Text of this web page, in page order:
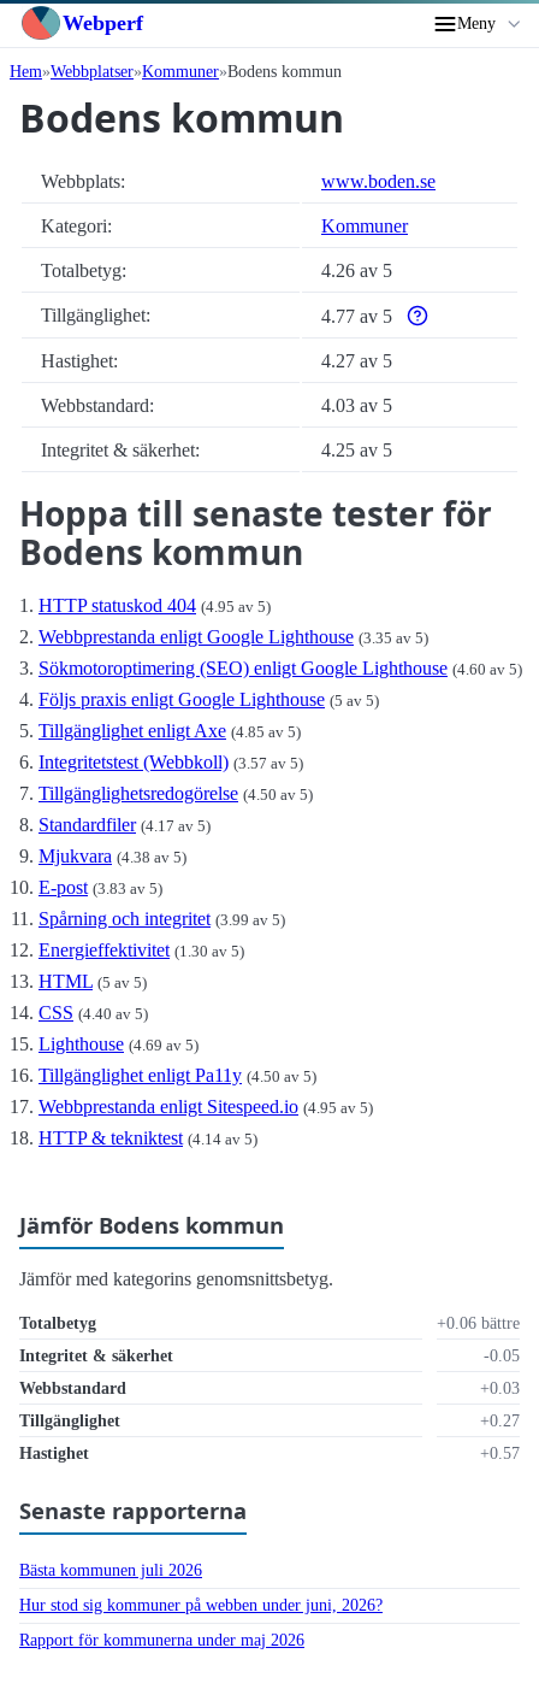
Webperf Meny
Hem Webbplatser Kommuner Bodens kommun
Bodens kommun
Webbplats: www.boden.se
Kategori: Kommuner
Totalbetyg: 4.26 av 5
Tillgänglighet: 4.77 av 5
Varför enbart
Hastighet:
4.27 av 5
Webbstandard: 4.03 av 5
Integritet & säkerhet: 4.25 av 5
Hoppa till senaste tester för
Bodens kommun
HTTP statuskod 404 (4.95 av 5)
Webbprestanda enligt Google Lighthouse (3.35 av 5)
Sökmotoroptimering (SEO) enligt Google Lighthouse (4.60 av 5)
Följs praxis enligt Google Lighthouse (5 av 5)
Tillgänglighet enligt Axe (4.85 av 5)
Integritetstest (Webbkoll) (3.57 av 5)
Tillgänglighetsredogörelse (4.50 av 5)
Standardfiler (4.17 av 5)
Mjukvara (4.38 av 5)
E-post (3.83 av 5)
Spårning och integritet (3.99 av 5)
Energieffektivitet (1.30 av 5)
HTML (5 av 5)
CSS (4.40 av 5)
Lighthouse (4.69 av 5)
Tillgänglighet enligt Pa11y (4.50 av 5)
Webbprestanda enligt Sitespeed.io (4.95 av 5)
HTTP & tekniktest (4.14 av 5)
Jämför Bodens kommun
Jämför med kategorins genomsnittsbetyg.
Totalbetyg
+0.06 bättre
Integritet & säkerhet
-0.05
Webbstandard
+0.03
Tillgänglighet
+0.27
Hastighet
+0.57
Senaste rapporterna
Bästa kommunen juli 2026
Hur stod sig kommuner på webben under juni, 2026?
Rapport för kommunerna under maj 2026